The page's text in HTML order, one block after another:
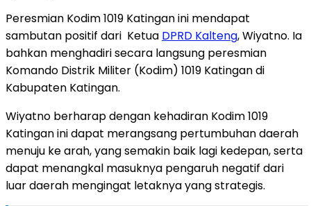
Peresmian Kodim 1019 Katingan ini mendapat
sambutan positif dari Ketua DPRD Kalteng, Wiyatno. Ia
bahkan menghadiri secara langsung peresmian
Komando Distrik Militer (Kodim) 1019 Katingan di
Kabupaten Katingan.
Wiyatno berharap dengan kehadiran Kodim 1019
Katingan ini dapat merangsang pertumbuhan daerah
menuju ke arah, yang semakin baik lagi kedepan, serta
dapat menangkal masuknya pengaruh negatif dari
luar daerah mengingat letaknya yang strategis.